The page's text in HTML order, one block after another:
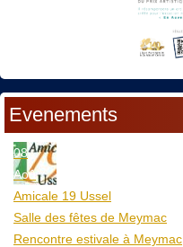
Evenements
08
Aoû
Amicale 19 Ussel
Salle des fêtes de Meymac
Rencontre estivale à Meymac